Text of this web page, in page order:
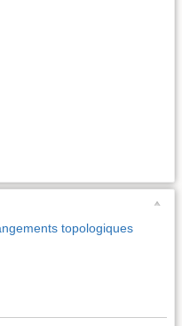
topologiques